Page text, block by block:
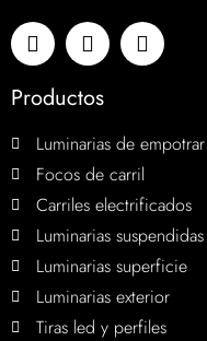
Productos
Luminarias de empotrar
Focos de carril
Carriles electrificados
Luminarias suspendidas
Luminarias superficie
Luminarias exterior
Tiras led y perfiles